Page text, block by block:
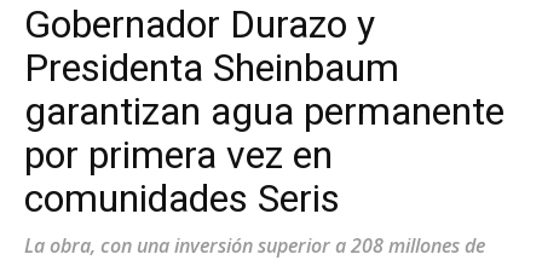
Gobernador Durazo y
Presidenta Sheinbaum
garantizan agua permanente
por primera vez en
comunidades Seris
La obra, con una inversión superior a 208 millones de